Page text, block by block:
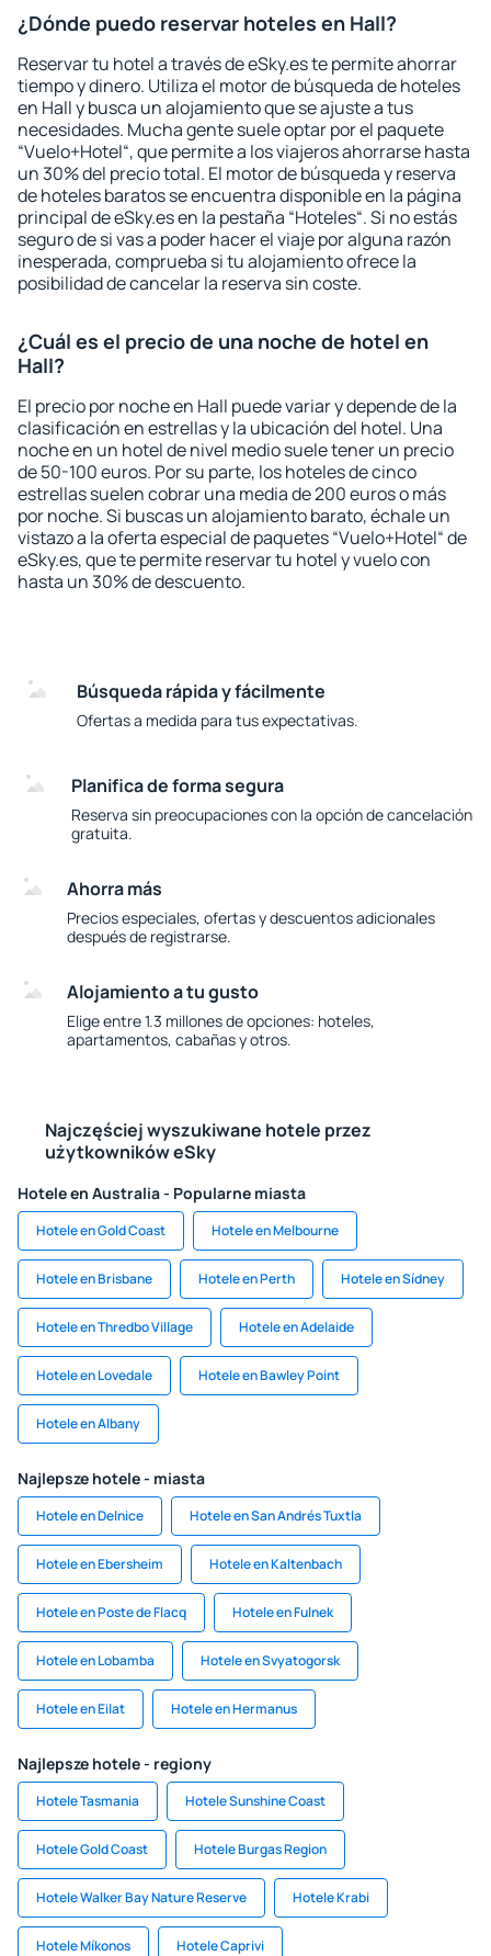
¿Dónde puedo reservar hoteles en Hall?
Reservar tu hotel a través de eSky.es te permite ahorrar
tiempo y dinero. Utiliza el motor de búsqueda de hoteles
en Hall y busca un alojamiento que se ajuste a tus
necesidades. Mucha gente suele optar por el paquete
“Vuelo+Hotel“, que permite a los viajeros ahorrarse hasta
un 30% del precio total. El motor de búsqueda y reserva
de hoteles baratos se encuentra disponible en la página
principal de eSky.es en la pestaña “Hoteles“. Si no estás
seguro de si vas a poder hacer el viaje por alguna razón
inesperada, comprueba si tu alojamiento ofrece la
posibilidad de cancelar la reserva sin coste.
¿Cuál es el precio de una noche de hotel en
Hall?
El precio por noche en Hall puede variar y depende de la
clasificación en estrellas y la ubicación del hotel. Una
noche en un hotel de nivel medio suele tener un precio
de 50-100 euros. Por su parte, los hoteles de cinco
estrellas suelen cobrar una media de 200 euros o más
por noche. Si buscas un alojamiento barato, échale un
vistazo a la oferta especial de paquetes “Vuelo+Hotel“ de
eSky.es, que te permite reservar tu hotel y vuelo con
hasta un 30% de descuento.
Búsqueda rápida y fácilmente
Ofertas a medida para tus expectativas.
Planifica de forma segura
Reserva sin preocupaciones con la opción de cancelación
gratuita.
Ahorra más
Precios especiales, ofertas y descuentos adicionales
después de registrarse.
Alojamiento a tu gusto
Elige entre 1.3 millones de opciones: hoteles,
apartamentos, cabañas y otros.
Najczęściej wyszukiwane hotele przez
użytkowników eSky
Hotele en Australia - Popularne miasta
Hotele en Gold Coast Hotele en Melbourne
Hotele en Brisbane Hotele en Perth Hotele en Sídney
Hotele en Thredbo Village Hotele en Adelaide
Hotele en Lovedale Hotele en Bawley Point
Hotele en Albany
Najlepsze hotele - miasta
Hotele en Delnice Hotele en San Andrés Tuxtla
Hotele en Ebersheim Hotele en Kaltenbach
Hotele en Poste de Flacq Hotele en Fulnek
Hotele en Lobamba Hotele en Svyatogorsk
Hotele en Eilat Hotele en Hermanus
Najlepsze hotele - regiony
Hotele Tasmania Hotele Sunshine Coast
Hotele Gold Coast Hotele Burgas Region
Hotele Walker Bay Nature Reserve Hotele Krabi
Hotele Míkonos Hotele Caprivi